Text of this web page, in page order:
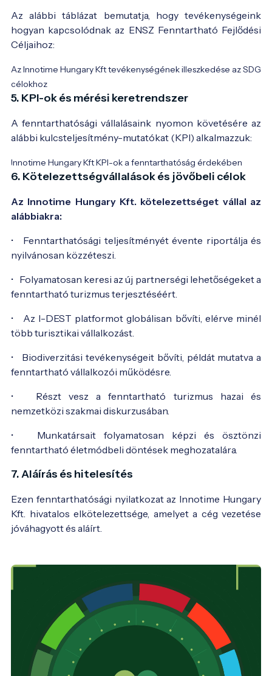
Az alábbi táblázat bemutatja, hogy tevékenységeink
hogyan kapcsolódnak az ENSZ Fenntartható Fejlődési
Céljaihoz:
Az Innotime Hungary Kft tevékenységének illeszkedése az SDG
célokhoz
5. KPI-ok és mérési keretrendszer
A fenntarthatósági vállalásaink nyomon követésére az
alábbi kulcsteljesítmény-mutatókat (KPI) alkalmazzuk:
Innotime Hungary Kft KPI-ok a fenntarthatóság érdekében
6. Kötelezettségvállalások és jövőbeli célok
Az Innotime Hungary Kft. kötelezettséget vállal az
alábbiakra:
• Fenntarthatósági teljesítményét évente riportálja és
nyilvánosan közzéteszi.
• Folyamatosan keresi az új partnerségi lehetőségeket a
fenntartható turizmus terjesztéséért.
• Az I-DEST platformot globálisan bővíti, elérve minél
több turisztikai vállalkozást.
• Biodiverzitási tevékenységeit bővíti, példát mutatva a
fenntartható vállalkozói működésre.
• Részt vesz a fenntartható turizmus hazai és
nemzetközi szakmai diskurzusában.
• Munkatársait folyamatosan képzi és ösztönzi
fenntartható életmódbeli döntések meghozatalára.
7. Aláírás és hitelesítés
Ezen fenntarthatósági nyilatkozat az Innotime Hungary
Kft. hivatalos elkötelezettsége, amelyet a cég vezetése
jóváhagyott és aláírt.